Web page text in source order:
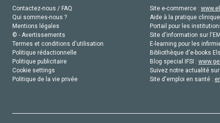
The
third and
fast
Article
the editor-
Contactez-nous / FAQ
Qui sommes-nous ?
Mentions légales
© - Avertissements
Termes et conditions d'utilisation
Politique rédactionnelle
Politique publicitaire
Cookie settings
Politique de la vie privée
Site e-commerce :
Aide à la pratique
Portail pour les
Site d'information sur
E-learning pour les
Bibliothèque d'e-books
Blog special IFSI :
Suivez notre actualité
Site d'emploi en santé :